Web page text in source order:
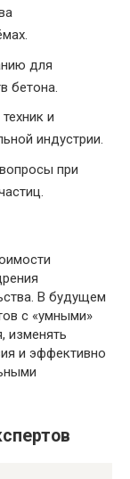
для
бетона.
и
индустрии.
при
В будущем
с «умными»
изменять
и эффективно